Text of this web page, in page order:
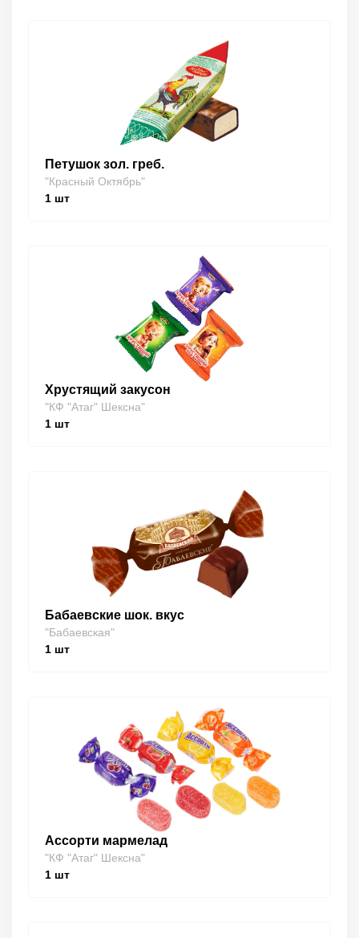
Петушок зол. греб.
"Красный Октябрь"
1 шт
Хрустящий закусон
"КФ "Атаг" Шексна"
1 шт
Бабаевские шок. вкус
"Бабаевская"
1 шт
Ассорти мармелад
"КФ "Атаг" Шексна"
1 шт